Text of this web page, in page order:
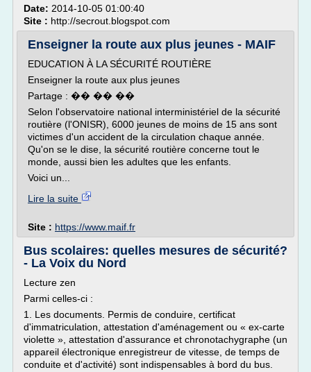
Date: 2014-10-05 01:00:40
Site : http://secrout.blogspot.com
Enseigner la route aux plus jeunes - MAIF
EDUCATION À LA SÉCURITÉ ROUTIÈRE
Enseigner la route aux plus jeunes
Partage : �� �� ��
Selon l'observatoire national interministériel de la sécurité
routière (l'ONISR), 6000 jeunes de moins de 15 ans sont
victimes d'un accident de la circulation chaque année.
Qu'on se le dise, la sécurité routière concerne tout le
monde, aussi bien les adultes que les enfants.
Voici un...
Lire la suite
Site : https://www.maif.fr
Bus scolaires: quelles mesures de sécurité?
- La Voix du Nord
Lecture zen
Parmi celles-ci :
1. Les documents. Permis de conduire, certificat
d'immatriculation, attestation d'aménagement ou « ex-carte
violette », attestation d'assurance et chronotachygraphe (un
appareil électronique enregistreur de vitesse, de temps de
conduite et d'activité) sont indispensables à bord du bus.